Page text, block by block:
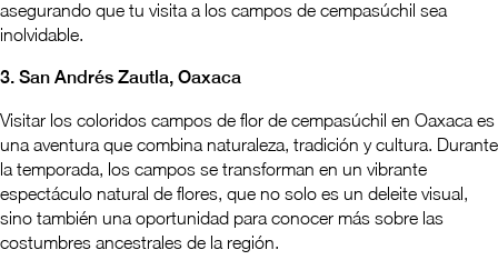
asegurando que tu visita a los campos de cempasúchil sea
inolvidable.
3. San Andrés Zautla, Oaxaca
Visitar los coloridos campos de flor de cempasúchil en Oaxaca es
una aventura que combina naturaleza, tradición y cultura. Durante
la temporada, los campos se transforman en un vibrante
espectáculo natural de flores, que no solo es un deleite visual,
sino también una oportunidad para conocer más sobre las
costumbres ancestrales de la región.